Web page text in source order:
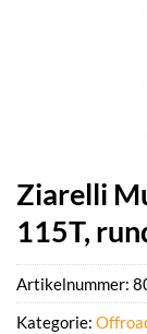
Ziarelli
115T,
Artikelnummer:
Kategorie: